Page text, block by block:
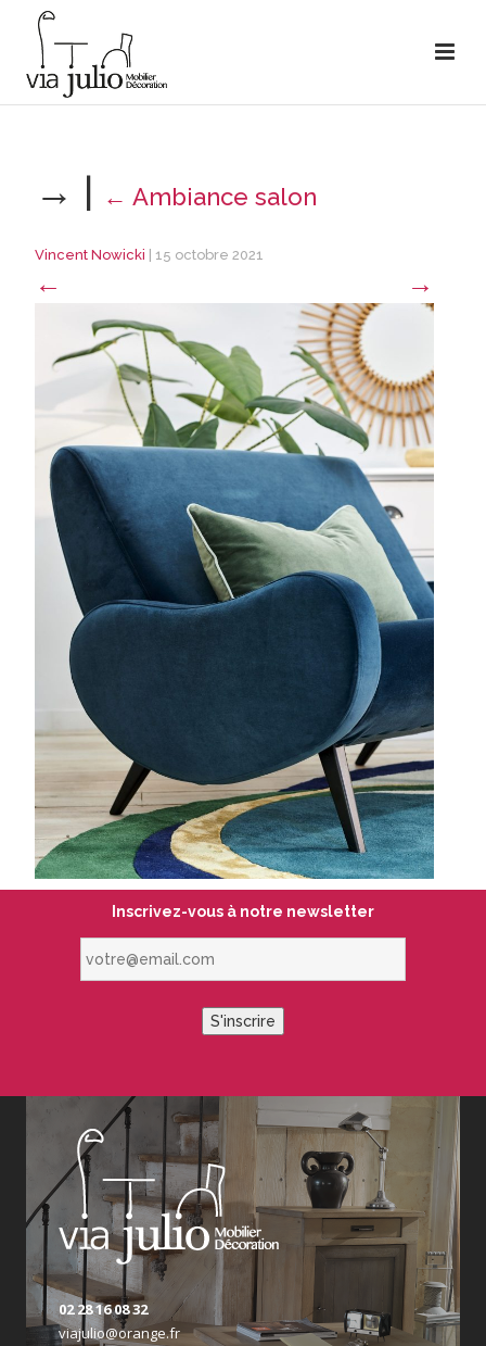
→ | ← Ambiance salon
Vincent Nowicki 15 octobre 2021
← →
Inscrivez-vous à notre newsletter
S'inscrire
02 28 16 08 32
viajulio@orange.fr